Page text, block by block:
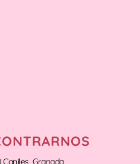
Caniles, Granada